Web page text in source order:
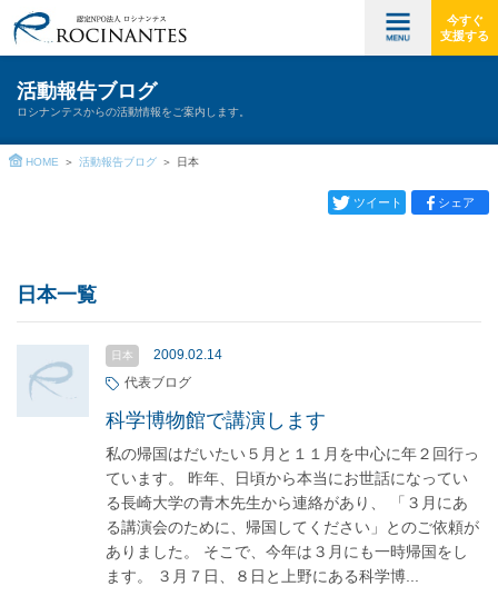
今すぐ
支援する
活動報告ブログ
ロシナンテスからの活動情報をご案内します。
HOME 活動報告ブログ 日本
ツイート シェア
日本一覧
日本
2009.02.14
代表ブログ
科学博物館で講演します
私の帰国はだいたい５月と１１月を中心に年２回行っ
ています。 昨年、日頃から本当にお世話になってい
る長崎大学の青木先生から連絡があり、 「３月にあ
る講演会のために、帰国してください」とのご依頼が
ありました。 そこで、今年は３月にも一時帰国をし
ます。 ３月７日、８日と上野にある科学博...